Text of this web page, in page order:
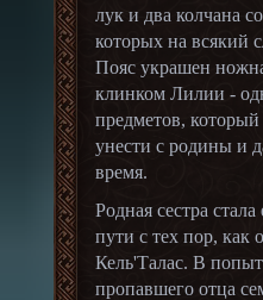
лук и два колчана
которых на всякий
Пояс украшен
клинком Лилии -
предметов,
унести с родины и
время.
Родная сестра
пути с тех пор, как
Кель'Талас. В
пропавшего отца